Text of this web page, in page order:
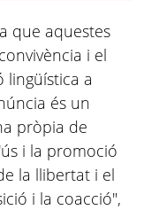
que aquestes
i el
lingüística a
és un
pròpia de
i la promoció
la llibertat i el
i la coacció",